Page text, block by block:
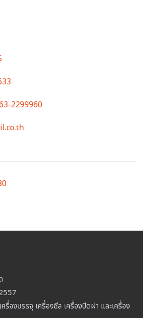
2299960
รื่องบรรจุ เครื่องซีล เครื่องปิดฝา และเครื่อง